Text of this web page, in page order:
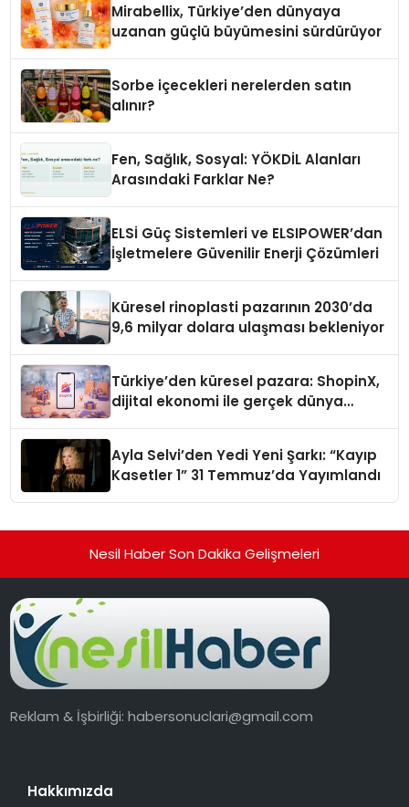
Mirabellix, Türkiye’den dünyaya
uzanan güçlü büyümesini sürdürüyor
Sorbe içecekleri nerelerden satın
alınır?
Fen, Sağlık, Sosyal: YÖKDİL Alanları
Arasındaki Farklar Ne?
ELSİ Güç Sistemleri ve ELSIPOWER’dan
İşletmelere Güvenilir Enerji Çözümleri
Küresel rinoplasti pazarının 2030’da
9,6 milyar dolara ulaşması bekleniyor
Türkiye’den küresel pazara: ShopinX,
dijital ekonomi ile gerçek dünya
Ayla Selvi’den Yedi Yeni Şarkı: “Kayıp
Kasetler 1” 31 Temmuz’da Yayımlandı
Nesil Haber Son Dakika Gelişmeleri
Reklam & İşbirliği:habersonuclari@gmail.com
Hakkımızda